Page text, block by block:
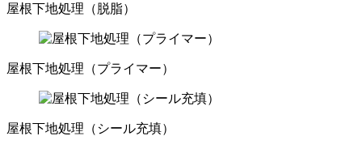
屋根下地処理（脱脂）
屋根下地処理（プライマー）
屋根下地処理（シール充填）